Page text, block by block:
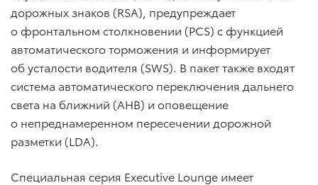
дорожных знаков (RSA), предупреждает
о фронтальном столкновении (PCS) с функцией
автоматического торможения и информирует
об усталости водителя (SWS). В пакет также входят
система автоматического переключения дальнего
света на ближний (AHB) и оповещение
о непреднамеренном пересечении дорожной
разметки (LDA).
Специальная серия Executive Lounge имеет